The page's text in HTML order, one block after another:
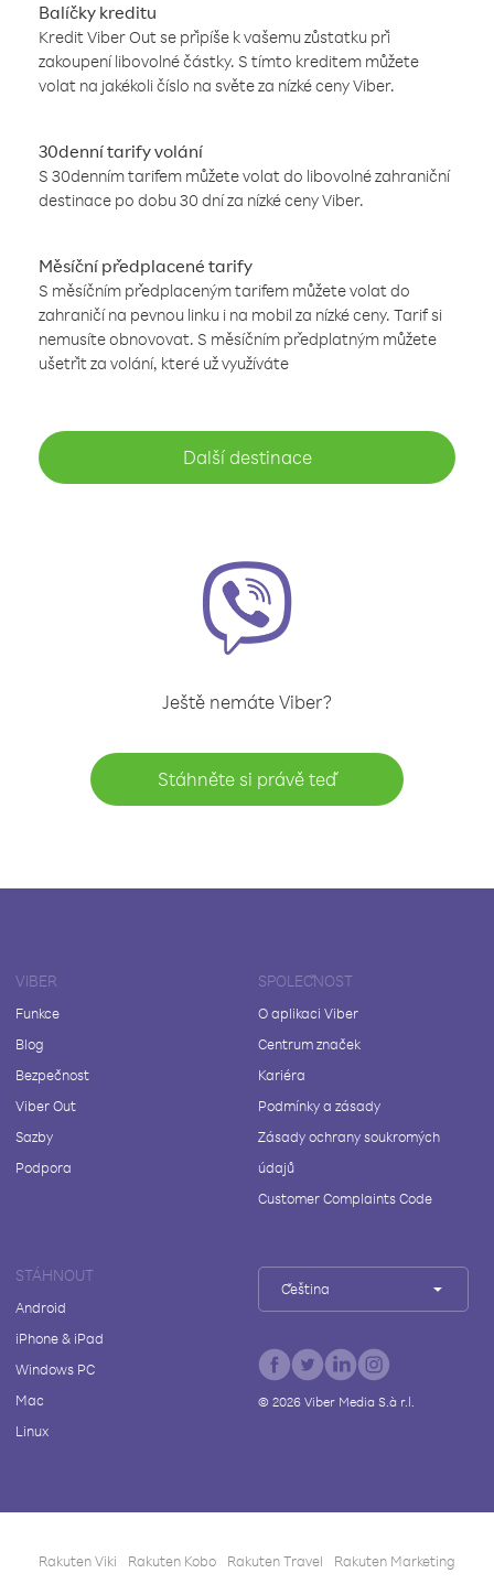
Balíčky kreditu
Kredit Viber Out se připíše k vašemu zůstatku při
zakoupení libovolné částky. S tímto kreditem můžete
volat na jakékoli číslo na světe za nízké ceny Viber.
30denní tarify volání
S 30denním tarifem můžete volat do libovolné zahraniční
destinace po dobu 30 dní za nízké ceny Viber.
Měsíční předplacené tarify
S měsíčním předplaceným tarifem můžete volat do
zahraničí na pevnou linku i na mobil za nízké ceny. Tarif si
nemusíte obnovovat. S měsíčním předplatným můžete
ušetřit za volání, které už využíváte
Další destinace
Ještě nemáte Viber?
Stáhněte si právě teď
VIBER
Funkce
Blog
Bezpečnost
Viber Out
Sazby
Podpora
SPOLEČNOST
O aplikaci Viber
Centrum značek
Kariéra
Podmínky a zásady
Zásady ochrany soukromých
údajů
Customer Complaints Code
STÁHNOUT
Android
iPhone & iPad
Windows PC
Mac
Linux
Čeština
© 2026Viber Media S.à r.l.
Rakuten Viki Rakuten Kobo Rakuten Travel Rakuten Marketing